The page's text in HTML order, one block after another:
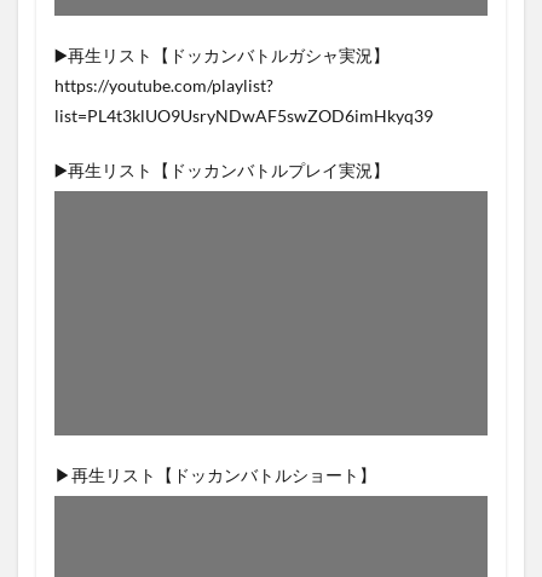
▶️再生リスト【ドッカンバトルガシャ実況】
https://youtube.com/playlist?
list=PL4t3klUO9UsryNDwAF5swZOD6imHkyq39
▶️再生リスト【ドッカンバトルプレイ実況】
▶再生リスト【ドッカンバトルショート】